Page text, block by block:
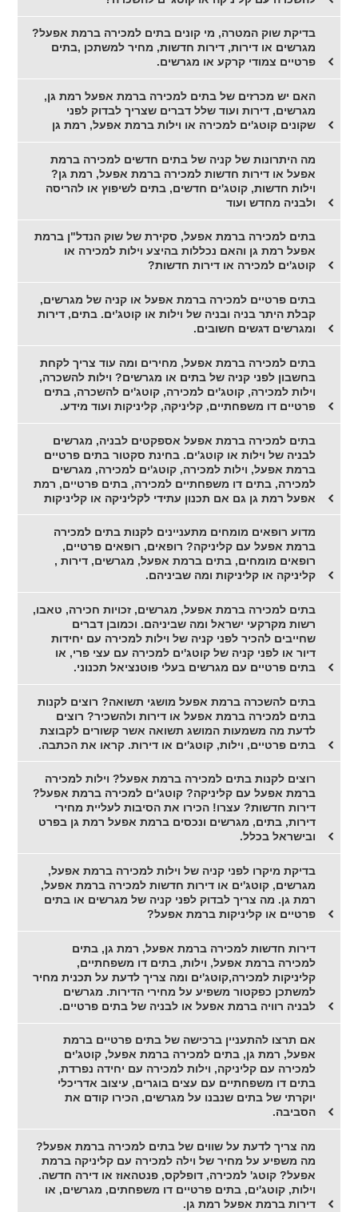
בדיקת שוק המטרה, מי קונים בתים למכירה ברמת אפעל?
מגרשים או דירות, דירות חדשות, מחיר למשתכן ,בתים
פרטיים צמודי קרקע או מגרשים.
האם יש מכרזים של בתים למכירה ברמת אפעל רמת גן,
מגרשים, דירות ועוד שלל דברים שצריך לבדוק לפני
שקונים קוטג'ים למכירה או וילות ברמת אפעל, רמת גן
מה היתרונות של קניה של בתים חדשים למכירה ברמת
אפעל או דירות חדשות למכירה ברמת אפעל, רמת גן?
וילות חדשות, קוטג'ים חדשים, בתים לשיפוץ או להריסה
ולבניה מחדש ועוד
בתים למכירה ברמת אפעל, סקירת של שוק הנדל"ן ברמת
אפעל רמת גן והאם נכללות בהיצע וילות למכירה או
קוטג'ים למכירה או דירות חדשות?
בתים פרטיים למכירה ברמת אפעל או קניה של מגרשים,
קבלת היתר בניה ובניה של וילות או קוטג'ים. בתים, דירות
ומגרשים דגשים חשובים.
בתים למכירה ברמת אפעל, מחירים ומה עוד צריך לקחת
בחשבון לפני קניה של בתים או מגרשים? וילות להשכרה,
וילות למכירה, קוטג'ים למכירה, קוטג'ים להשכרה, בתים
פרטיים דו משפחתיים, קליניקה, קליניקות ועוד מידע.
בתים למכירה ברמת אפעל אספקטים לבניה, מגרשים
לבניה של וילות או קוטג'ים. בחינת סקטור בתים פרטיים
ברמת אפעל, וילות למכירה, קוטג'ים למכירה, מגרשים
למכירה, בתים דו משפחתיים למכירה, בתים פרטיים, רמת
אפעל רמת גן גם אם תכנון עתידי לקליניקה או קליניקות
מדוע רופאים מומחים מתעניינים לקנות בתים למכירה
ברמת אפעל עם קליניקה? רופאים, רופאים פרטיים,
רופאים מומחים, בתים ברמת אפעל, מגרשים, דירות ,
קליניקה או קליניקות ומה שביניהם.
בתים למכירה ברמת אפעל, מגרשים, זכויות חכירה, טאבו,
רשות מקרקעי ישראל ומה שביניהם. וכמובן דברים
שחייבים להכיר לפני קניה של וילות למכירה עם יחידות
דיור או לפני קניה של קוטג'ים למכירה עם עצי פרי, או
בתים פרטיים עם מגרשים בעלי פוטנציאל תכנוני.
בתים להשכרה ברמת אפעל מושגי תשואה? רוצים לקנות
בתים למכירה ברמת אפעל או דירות ולהשכיר? רוצים
לדעת מה משמעות המושג תשואה אשר קשורים לקבוצת
בתים פרטיים, וילות, קוטג'ים או דירות. קראו את הכתבה.
רוצים לקנות בתים למכירה ברמת אפעל? וילות למכירה
ברמת אפעל עם קליניקה? קוטג'ים למכירה ברמת אפעל?
דירות חדשות? עצרו! הכירו את הסיבות לעליית מחירי
דירות, בתים, מגרשים ונכסים ברמת אפעל רמת גן בפרט
ובישראל בכלל.
בדיקת מיקרו לפני קניה של וילות למכירה ברמת אפעל,
מגרשים, קוטג'ים או דירות חדשות למכירה ברמת אפעל,
רמת גן. מה צריך לבדוק לפני קניה של מגרשים או בתים
פרטיים או קליניקות ברמת אפעל?
דירות חדשות למכירה ברמת אפעל, רמת גן, בתים
למכירה ברמת אפעל, וילות, בתים דו משפחתיים,
קליניקות למכירה,קוטג'ים ומה צריך לדעת על תכנית מחיר
למשתכן כפקטור משפיע על מחירי הדירות. מגרשים
לבניה רוויה ברמת אפעל או לבניה של בתים פרטיים.
אם תרצו להתעניין ברכישה של בתים פרטיים ברמת
אפעל, רמת גן, בתים למכירה ברמת אפעל, קוטג'ים
למכירה עם קליניקה, וילות למכירה עם יחידה נפרדת,
בתים דו משפחתיים עם עצים בוגרים, עיצוב אדריכלי
יוקרתי של בתים שנבנו על מגרשים, הכירו קודם את
הסביבה.
מה צריך לדעת על שווים של בתים למכירה ברמת אפעל?
מה משפיע על מחיר של וילה למכירה עם קליניקה ברמת
אפעל? קוטג' למכירה, דופלקס, פנטהאוז או דירה חדשה.
וילות, קוטג'ים, בתים פרטיים דו משפחתים, מגרשים, או
דירות ברמת אפעל רמת גן.